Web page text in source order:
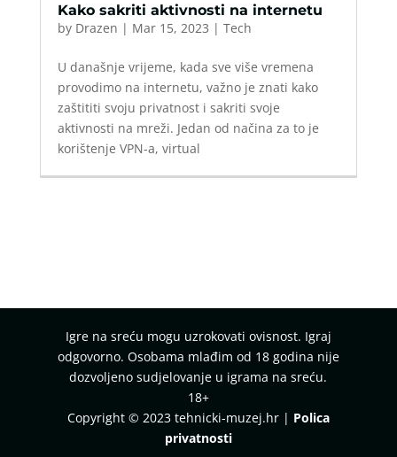
Kako sakriti aktivnosti na internetu
by Drazen | Mar 15, 2023 | Tech
U današnje vrijeme, kada sve više vremena
provodimo na internetu, važno je znati kako
zaštititi svoju privatnost i sakriti svoje
aktivnosti na mreži. Jedan od načina za to je
korištenje VPN-a, virtual
Igre na sreću mogu uzrokovati ovisnost. Igraj
odgovorno. Osobama mlađim od 18 godina nije
dozvoljeno sudjelovanje u igrama na sreću.
18+
Copyright © 2023 tehnicki-muzej.hr | Polica
privatnosti